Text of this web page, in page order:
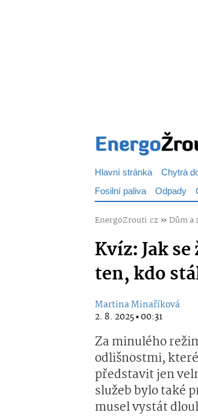
Hlavní stránka Chytrá
Fosilní paliva Odpady
EnergoZrouti.cz»Dům a
Kvíz: Jak
ten, kdo
Martina Minaříková
2. 8. 2025 ▪ 00:31
Za minulého
odlišnostmi,
představit jen
služeb bylo také
musel vystát